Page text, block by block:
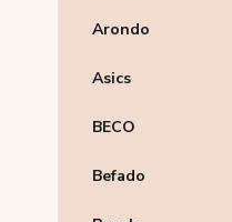
Arondo
Asics
BECO
Befado